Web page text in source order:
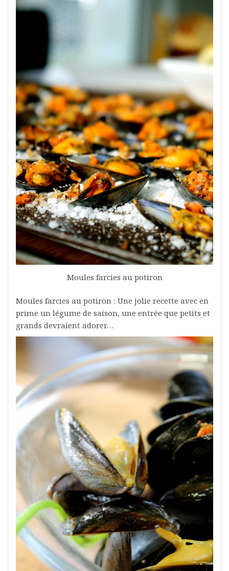
Moules farcies au potiron
Moules farcies au potiron : Une jolie recette avec en
prime un légume de saison, une entrée que petits et
grands devraient adorer…